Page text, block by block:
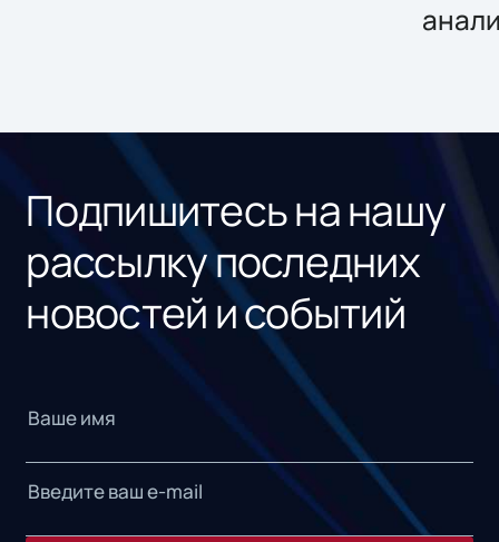
Подпишитесь на нашу
рассылку последних
новостей и событий